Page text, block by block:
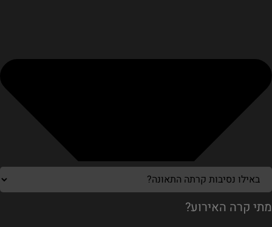
מתי קרה האירוע?